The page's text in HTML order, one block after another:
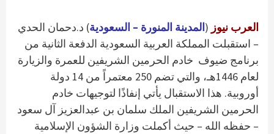
العرب نيوز (المدينة المنورة – السعودية) د.دحمان الحدي
– استقبلت المملكة العربية السعودية الدفعة الثانية من
برنامج ضيوف خادم الحرمين الشريفين للعمرة والزيارة
لعام 1446هـ، والتي تضم 250 معتمراً من 14 دولة
أوروبية. هذا الاستقبال يأتي إنفاذًا لتوجيهات خادم
الحرمين الشريفين الملك سلمان بن عبدالعزيز آل سعود
– حفظه الله – حيث أكملت وزارة الشؤون الإسلامية